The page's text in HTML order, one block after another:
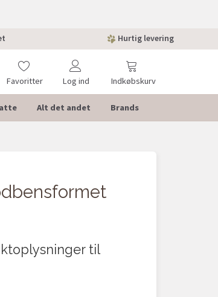
Hurtig levering
Indkøbskurv
Favoritter Log ind
Alt det andet Brands
til